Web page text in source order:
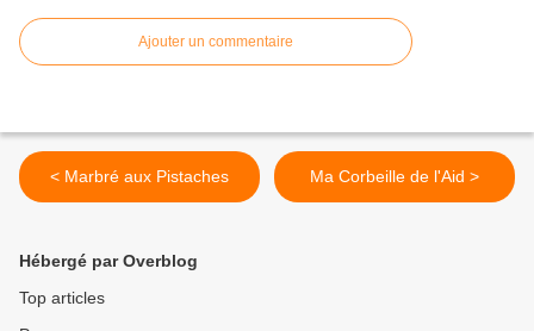
Ajouter un commentaire
< Marbré aux Pistaches Ma Corbeille de l'Aid >
Hébergé par Overblog
Top articles